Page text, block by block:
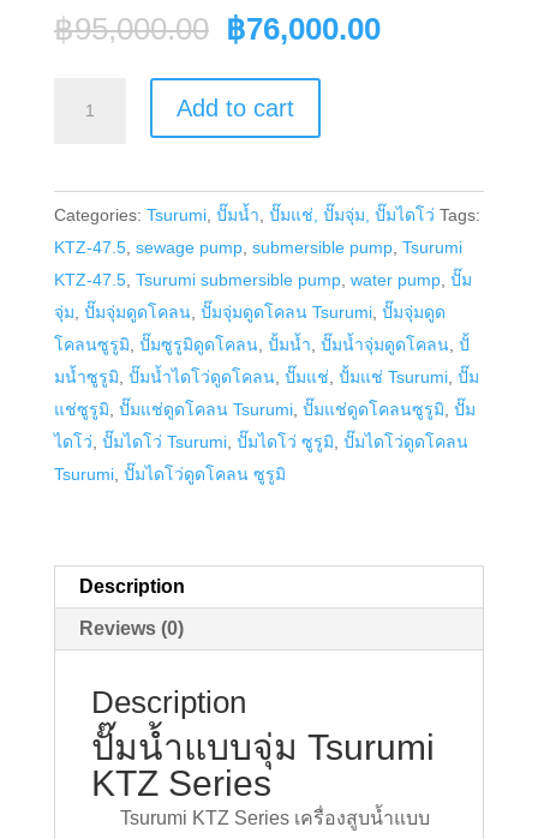
฿95,000.00 Original
was:
฿95,000.00.
฿76,000.00Current
ดูด
น้ำ
Tsurumi
รุ่น
KTZ-
47.5
quantity
Add to cart
Categories: Tsurumi, ปั๊มน้ำ, ปั๊มแช่, ปั๊มจุ่ม, ปั๊มไดโว่ Tags:
KTZ-47.5, sewage pump, submersible pump, Tsurumi
KTZ-47.5, Tsurumi submersible pump, water pump, ปั๊ม
จุ่ม, ปั๊มจุ่มดูดโคลน, ปั๊มจุ่มดูดโคลน Tsurumi, ปั๊มจุ่มดูด
โคลนซูรูมิ, ปั๊มซูรูมิดูดโคลน, ปั้มน้ำ, ปั๊มน้ำจุ่มดูดโคลน, ปั้
มน้ำซูรูมิ, ปั๊มน้ำไดโว่ดูดโคลน, ปั๊มแช่, ปั้มแช่ Tsurumi, ปั๊ม
แช่ซูรูมิ, ปั๊มแช่ดูดโคลน Tsurumi, ปั๊มแช่ดูดโคลนซูรูมิ, ปั๊ม
ไดโว่, ปั๊มไดโว่ Tsurumi, ปั๊มไดโว่ ซูรูมิ, ปั๊มไดโว่ดูดโคลน
Tsurumi, ปั๊มไดโว่ดูดโคลน ซูรูมิ
Description
Reviews (0)
Description
ปั๊มน้ำแบบจุ่ม Tsurumi
KTZ Series
Tsurumi KTZ Series เครื่องสูบน้ำแบบ